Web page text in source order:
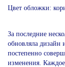
Цвет обложки:
За последние
обновляла дизайн
постепенно
изменения.